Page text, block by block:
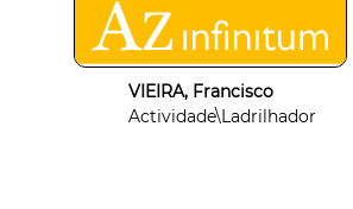
VIEIRA, Francisco
Actividade\Ladrilhador